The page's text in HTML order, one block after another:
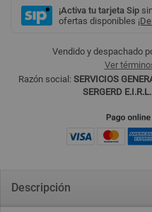
¡Activa tu tarjeta Sip
ofertas disponibles
Vendido y despachado
Ver
Razón social: SERVICIOS
SERGERD
Descripción